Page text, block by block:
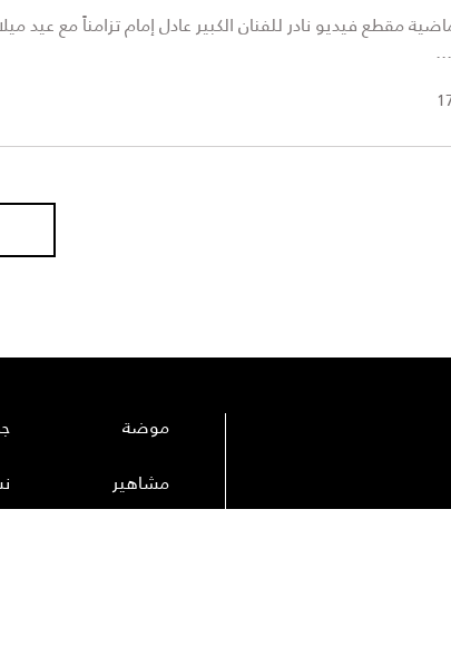
مقطع فيديو نادر للفنان الكبير عادل إمام تزامناً مع
موضة
مشاهير